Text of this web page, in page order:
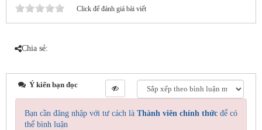
Click để đánh giá bài viết
Chia sẻ:
Ý kiến bạn đọc
Bạn cần đăng nhập với tư cách là Thành viên chính thức để có
thể bình luận